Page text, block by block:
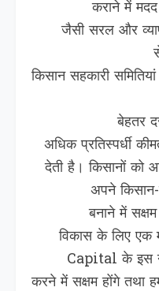
कराने में
जैसी सरल और
किसान सहकारी
बेहतर
अधिक प्रतिस्पर्धी
देती है। किसानों को
अपने किसान-
बनाने में
विकास के लिए
Capital के इस
करने में सक्षम होंगे तथा